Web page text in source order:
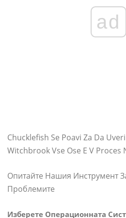
ad
Chucklefish Se Poavi Za Da
Witchbrook Vse Ose E V Proces
Опитайте Нашия Инструмент
Проблемите
Изберете Операционната